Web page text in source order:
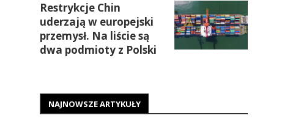
Restrykcje Chin
uderzają w europejski
przemysł. Na liście są
dwa podmioty z Polski
NAJNOWSZE ARTYKUŁY